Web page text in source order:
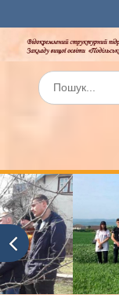
до
вмісту
Шукати: